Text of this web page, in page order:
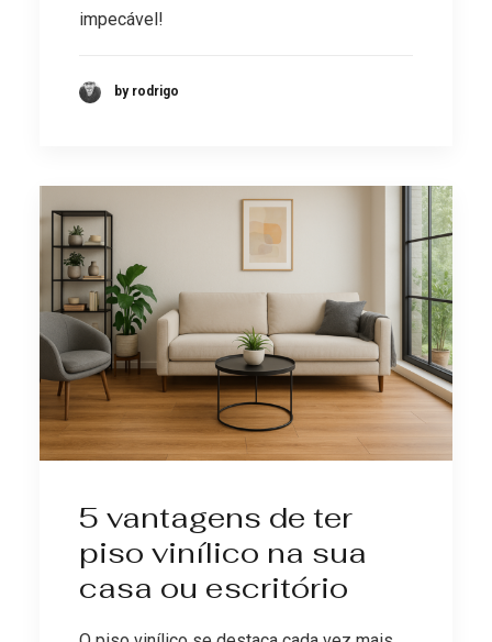
impecável!
by rodrigo
5 vantagens de ter
piso vinílico na sua
casa ou escritório